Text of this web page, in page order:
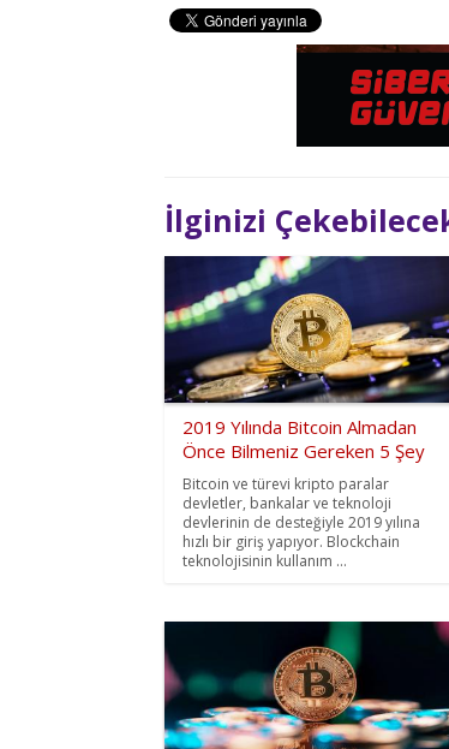
İlginizi
2019 Yılında Bitcoin Almadan
Önce Bilmeniz Gereken 5 Şey
Bitcoin ve türevi kripto paralar
devletler, bankalar ve teknoloji
devlerinin de desteğiyle 2019 yılına
hızlı bir giriş yapıyor. Blockchain
teknolojisinin kullanım ...